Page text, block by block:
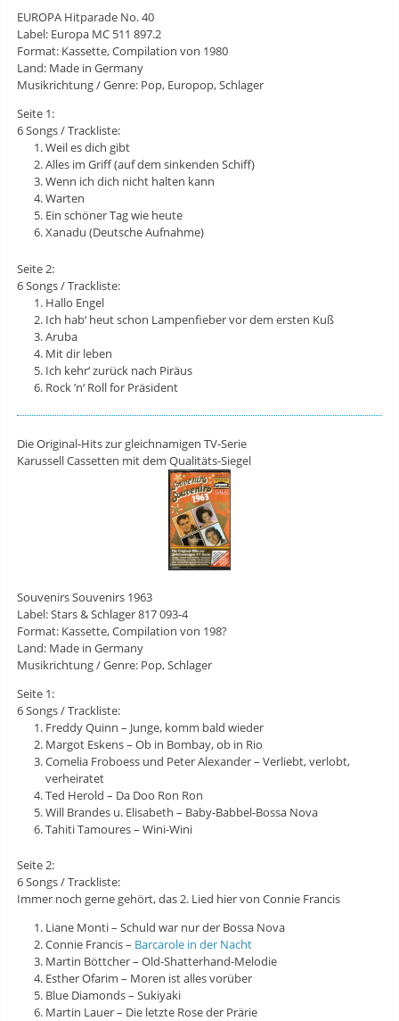
EUROPA Hitparade No. 40
Label: Europa MC 511 897.2
Format: Kassette, Compilation von 1980
Land: Made in Germany
Musikrichtung / Genre: Pop, Europop, Schlager
Seite 1:
6 Songs / Trackliste:
Weil es dich gibt
Alles im Griff (auf dem sinkenden Schiff)
Wenn ich dich nicht halten kann
Warten
Ein schöner Tag wie heute
Xanadu (Deutsche Aufnahme)
Seite 2:
6 Songs / Trackliste:
Hallo Engel
Ich hab‘ heut schon Lampenfieber vor dem ersten Kuß
Aruba
Mit dir leben
Ich kehr‘ zurück nach Piräus
Rock ’n‘ Roll for Präsident
Die Original-Hits zur gleichnamigen TV-Serie
Karussell Cassetten mit dem Qualitäts-Siegel
Souvenirs Souvenirs 1963
Label: Stars & Schlager 817 093-4
Format: Kassette, Compilation von 198?
Land: Made in Germany
Musikrichtung / Genre: Pop, Schlager
Seite 1:
6 Songs / Trackliste:
Freddy Quinn – Junge, komm bald wieder
Margot Eskens – Ob in Bombay, ob in Rio
Comelia Froboess und Peter Alexander – Verliebt, verlobt,
verheiratet
Ted Herold – Da Doo Ron Ron
Will Brandes u. Elisabeth – Baby-Babbel-Bossa Nova
Tahiti Tamoures – Wini-Wini
Seite 2:
6 Songs / Trackliste:
Immer noch gerne gehört, das 2. Lied hier von Connie Francis
Liane Monti – Schuld war nur der Bossa Nova
Connie Francis – Barcarole in der Nacht
Martin Böttcher – Old-Shatterhand-Melodie
Esther Ofarim – Moren ist alles vorüber
Blue Diamonds – Sukiyaki
Martin Lauer – Die letzte Rose der Prärie